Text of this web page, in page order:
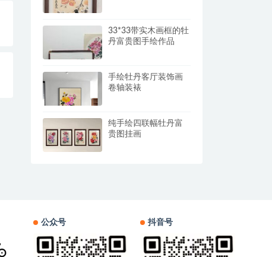
33*33带实木画框的牡
丹富贵图手绘作品
手绘牡丹客厅装饰画
卷轴装裱
纯手绘四联幅牡丹富
贵图挂画
公众号 抖音号